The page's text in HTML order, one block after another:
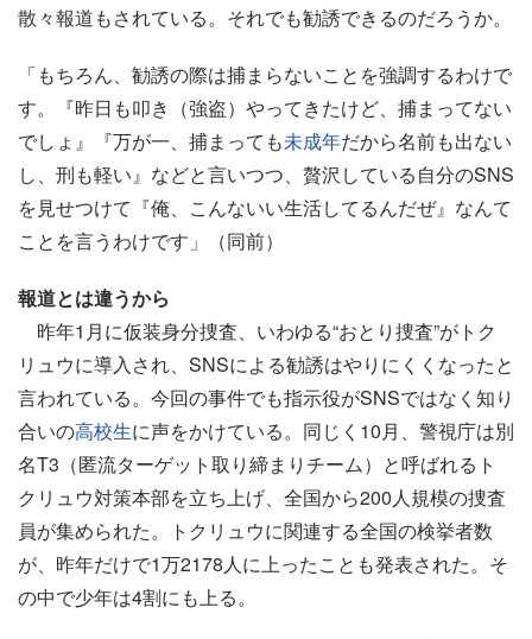
散々報道もされている。それでも勧誘できるのだろうか。
「もちろん、勧誘の際は捕まらないことを強調するわけで
す。『昨日も叩き（強盗）やってきたけど、捕まってない
でしょ』『万が一、捕まっても未成年だから名前も出ない
し、刑も軽い』などと言いつつ、贅沢している自分のSNS
を見せつけて『俺、こんないい生活してるんだぜ』なんて
ことを言うわけです」（同前）
報道とは違うから
昨年1月に仮装身分捜査、いわゆる“おとり捜査”がトク
リュウに導入され、SNSによる勧誘はやりにくくなったと
言われている。今回の事件でも指示役がSNSではなく知り
合いの高校生に声をかけている。同じく10月、警視庁は別
名T3（匿流ターゲット取り締まりチーム）と呼ばれるト
クリュウ対策本部を立ち上げ、全国から200人規模の捜査
員が集められた。トクリュウに関連する全国の検挙者数
が、昨年だけで1万2178人に上ったことも発表された。そ
の中で少年は4割にも上る。